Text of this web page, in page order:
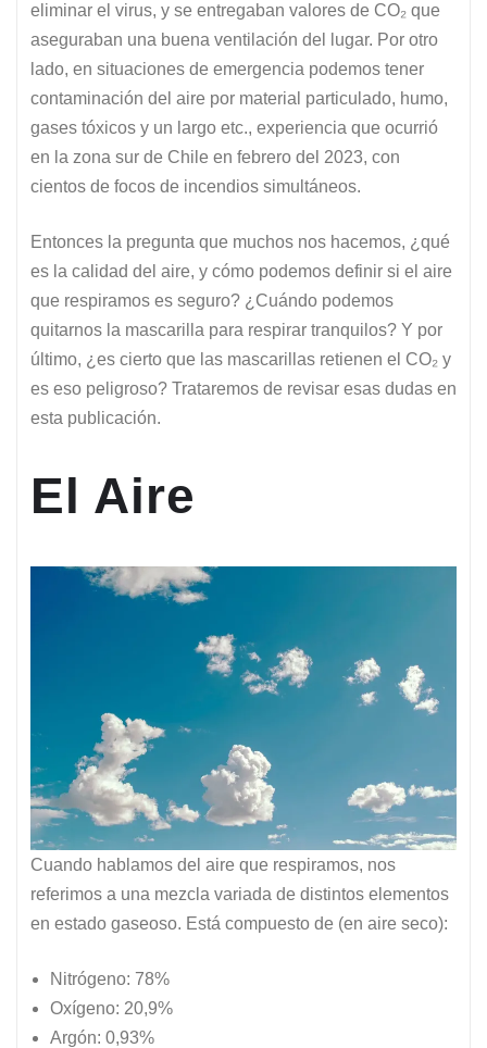
eliminar el virus, y se entregaban valores de CO₂ que
aseguraban una buena ventilación del lugar. Por otro
lado, en situaciones de emergencia podemos tener
contaminación del aire por material particulado, humo,
gases tóxicos y un largo etc., experiencia que ocurrió
en la zona sur de Chile en febrero del 2023, con
cientos de focos de incendios simultáneos.
Entonces la pregunta que muchos nos hacemos, ¿qué
es la calidad del aire, y cómo podemos definir si el aire
que respiramos es seguro? ¿Cuándo podemos
quitarnos la mascarilla para respirar tranquilos? Y por
último, ¿es cierto que las mascarillas retienen el CO₂ y
es eso peligroso? Trataremos de revisar esas dudas en
esta publicación.
El Aire
Cuando hablamos del aire que respiramos, nos
referimos a una mezcla variada de distintos elementos
en estado gaseoso. Está compuesto de (en aire seco):
Nitrógeno: 78%
Oxígeno: 20,9%
Argón: 0,93%